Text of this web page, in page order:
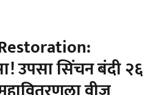
उपसा सिंचन बंदी २६